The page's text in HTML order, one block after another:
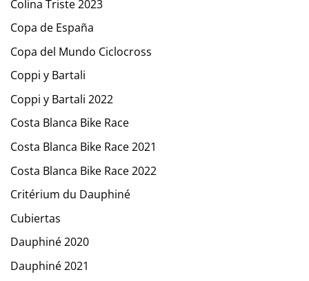
Colina Triste 2023
Copa de España
Copa del Mundo Ciclocross
Coppi y Bartali
Coppi y Bartali 2022
Costa Blanca Bike Race
Costa Blanca Bike Race 2021
Costa Blanca Bike Race 2022
Critérium du Dauphiné
Cubiertas
Dauphiné 2020
Dauphiné 2021